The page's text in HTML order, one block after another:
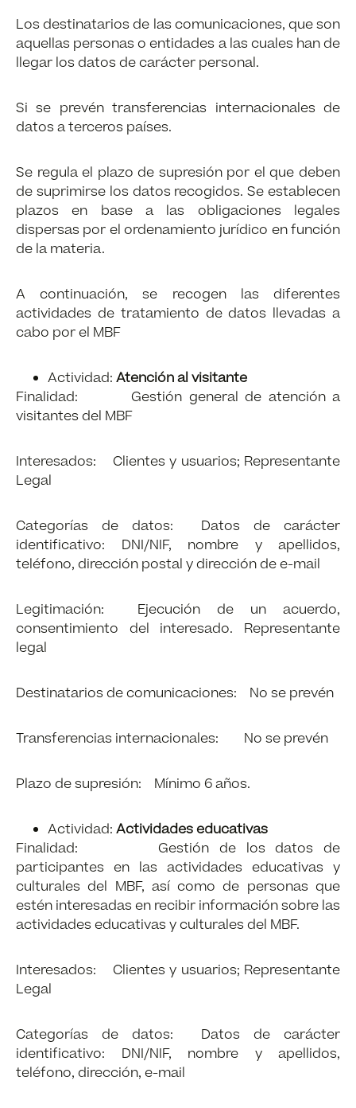
Los destinatarios de las comunicaciones, que son
aquellas personas o entidades a las cuales han de
llegar los datos de carácter personal.
Si se prevén transferencias internacionales de
datos a terceros países.
Se regula el plazo de supresión por el que deben
de suprimirse los datos recogidos. Se establecen
plazos en base a las obligaciones legales
dispersas por el ordenamiento jurídico en función
de la materia.
A continuación, se recogen las diferentes
actividades de tratamiento de datos llevadas a
cabo por el MBF
Actividad: Atención al visitante
Finalidad: Gestión general de atención a
visitantes del MBF
Interesados: Clientes y usuarios; Representante
Legal
Categorías de datos: Datos de carácter
identificativo: DNI/NIF, nombre y apellidos,
teléfono, dirección postal y dirección de e-mail
Legitimación: Ejecución de un acuerdo,
consentimiento del interesado. Representante
legal
Destinatarios de comunicaciones: No se prevén
Transferencias internacionales: No se prevén
Plazo de supresión: Mínimo 6 años.
Actividad: Actividades educativas
Finalidad: Gestión de los datos de
participantes en las actividades educativas y
culturales del MBF, así como de personas que
estén interesadas en recibir información sobre las
actividades educativas y culturales del MBF.
Interesados: Clientes y usuarios; Representante
Legal
Categorías de datos: Datos de carácter
identificativo: DNI/NIF, nombre y apellidos,
teléfono, dirección, e-mail